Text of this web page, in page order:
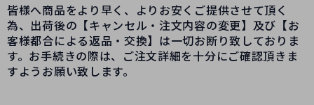
皆様へ商品をより早く、よりお安くご提供させて頂く
為、出荷後の【キャンセル・注文内容の変更】及び【お
客様都合による返品・交換】は一切お断り致しておりま
す。お手続きの際は、ご注文詳細を十分にご確認頂きま
すようお願い致します。